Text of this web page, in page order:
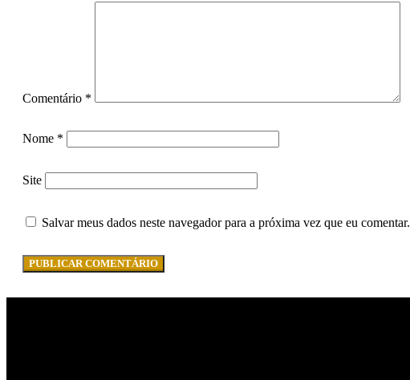
Comentário *
Nome *
Site
Salvar meus dados neste navegador para a próxima vez que eu comentar.